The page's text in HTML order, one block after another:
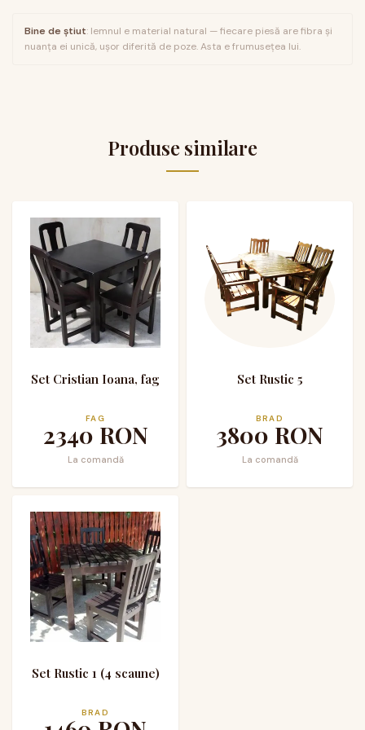
Bine de știut: lemnul e material natural — fiecare piesă are fibra și
nuanța ei unică, ușor diferită de poze. Asta e frumusețea lui.
Produse similare
Set Cristian Ioana, fag
FAG
2340 RON
La comandă
Set Rustic 5
BRAD
3800 RON
La comandă
Set Rustic 1 (4 scaune)
BRAD